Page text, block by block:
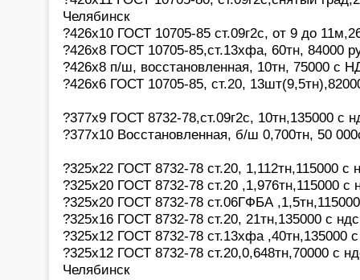
Челябинск
?426х10 ГОСТ 10705-85 ст.09г2с, от 9 до
?426х8 ГОСТ 10705-85,ст.13хфа, 60тн, 84000
?426х8 п/ш, восстановленная, 10тн, 75000 с
?426х6 ГОСТ 10705-85, ст.20,
?377х9 ГОСТ 8732-78,ст.09г2с, 10тн,135000 с
?377х10 Восстановленная, б/ш 0,700тн, 50
?325х22 ГОСТ 8732-78 ст.20, 1,112тн,115000 с
?325х20 ГОСТ 8732-78 ст.20 ,1,976тн,115000 с
?325х20 ГОСТ 8732-78 ст.06ГФБА
?325х16 ГОСТ 8732-78 ст.20, 21тн,135000 с
?325х12 ГОСТ 8732-78 ст.13хфа ,40тн,135000
?325х12 ГОСТ 8732-78 ст.20,0,648тн,70000 с
Челябинск